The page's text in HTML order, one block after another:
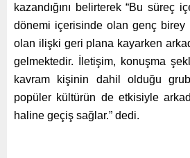
kazandığını belirterek “Bu süreç
dönemi içerisinde olan genç
olan ilişki geri plana kayarken
gelmektedir. İletişim, konuşma
kavram kişinin dahil olduğu
popüler kültürün de etkisiyle
haline geçiş sağlar.” dedi.